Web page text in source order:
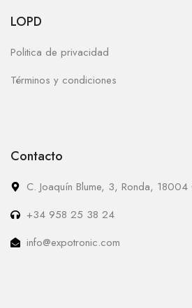
LOPD
Politica de privacidad
Términos y condiciones
Contacto
C. Joaquín Blume, 3, Ronda, 18004
+34 958 25 38 24
info@expotronic.com